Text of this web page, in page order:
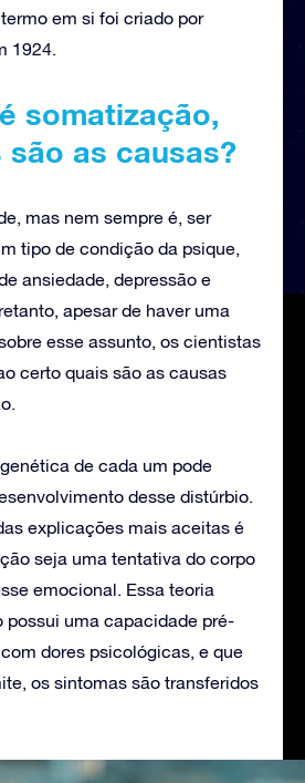
em si foi criado por
1924.
somatização,
são as causas?
mas nem sempre é, ser
tipo de condição da psique,
ansiedade, depressão e
apesar de haver uma
esse assunto, os cientistas
certo quais são as causas
de cada um pode
desse distúrbio.
explicações mais aceitas é
seja uma tentativa do corpo
emocional. Essa teoria
possui uma capacidade pré-
dores psicológicas, e que
os sintomas são transferidos